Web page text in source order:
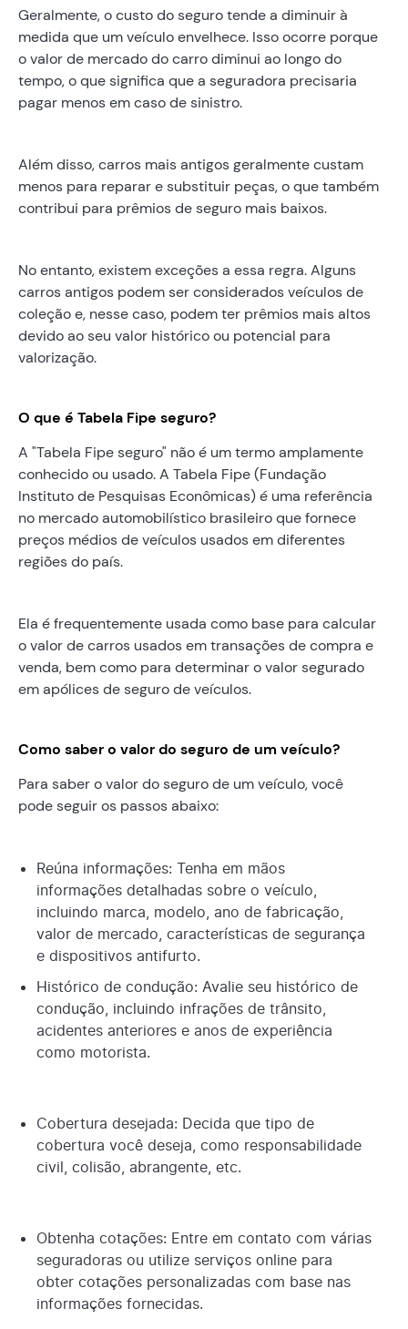
Geralmente, o custo do seguro tende a diminuir à
medida que um veículo envelhece. Isso ocorre porque
o valor de mercado do carro diminui ao longo do
tempo, o que significa que a seguradora precisaria
pagar menos em caso de sinistro.
Além disso, carros mais antigos geralmente custam
menos para reparar e substituir peças, o que também
contribui para prêmios de seguro mais baixos.
No entanto, existem exceções a essa regra. Alguns
carros antigos podem ser considerados veículos de
coleção e, nesse caso, podem ter prêmios mais altos
devido ao seu valor histórico ou potencial para
valorização.
O que é Tabela Fipe seguro?
A "Tabela Fipe seguro" não é um termo amplamente
conhecido ou usado. A Tabela Fipe (Fundação
Instituto de Pesquisas Econômicas) é uma referência
no mercado automobilístico brasileiro que fornece
preços médios de veículos usados em diferentes
regiões do país.
Ela é frequentemente usada como base para calcular
o valor de carros usados em transações de compra e
venda, bem como para determinar o valor segurado
em apólices de seguro de veículos.
Como saber o valor do seguro de um veículo?
Para saber o valor do seguro de um veículo, você
pode seguir os passos abaixo:
Reúna informações: Tenha em mãos
informações detalhadas sobre o veículo,
incluindo marca, modelo, ano de fabricação,
valor de mercado, características de segurança
e dispositivos antifurto.
Histórico de condução: Avalie seu histórico de
condução, incluindo infrações de trânsito,
acidentes anteriores e anos de experiência
como motorista.
Cobertura desejada: Decida que tipo de
cobertura você deseja, como responsabilidade
civil, colisão, abrangente, etc.
Obtenha cotações: Entre em contato com várias
seguradoras ou utilize serviços online para
obter cotações personalizadas com base nas
informações fornecidas.